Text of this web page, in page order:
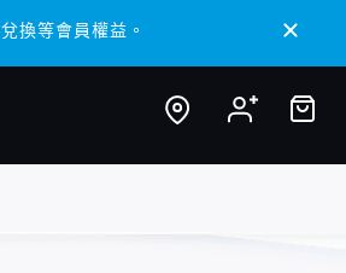
換等會員權益。
換等會員權益。